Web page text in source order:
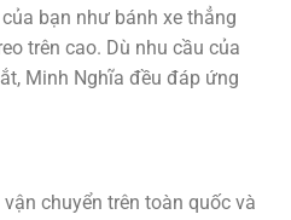
bạn như bánh xe thẳng
trên cao. Dù nhu cầu của
Minh Nghĩa đều đáp ứng
chuyển trên toàn quốc và